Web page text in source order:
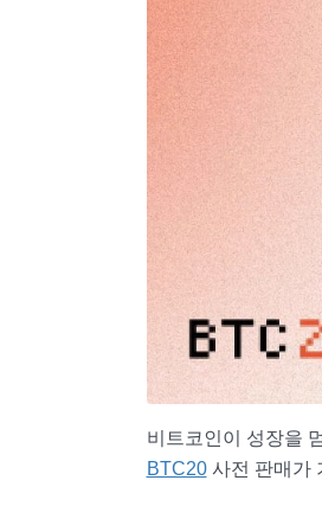
비트코인이 성장을
BTC20사전 판매가